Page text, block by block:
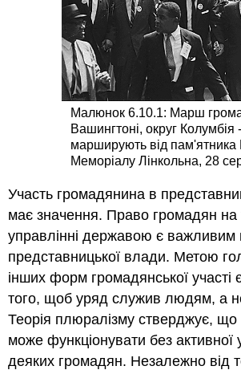
Малюнок 6.10.1: Марш
Вашингтоні, округ
марширують від
Меморіалу Лінкольна, 28
Участь громадянина в
має значення. Право громадян на
управлінні державою є
представницької влади. Метою
інших форм громадянської участі
того, щоб уряд служив людям, а
Теорія плюралізму стверджує, що
може функціонувати без активної
деяких громадян. Незалежно від